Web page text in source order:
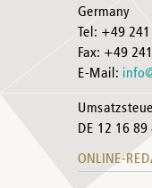
Germany
Tel: +49
Fax: +49
E-Mail:
DE 12 16 89
ONLINE-